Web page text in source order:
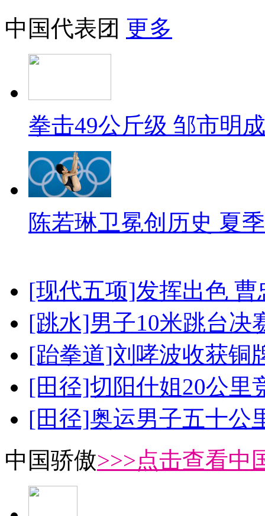
中国代表团 更多
拳击49公斤级 邹市明
陈若琳卫冕创历史 夏
[现代五项]发挥出色
[跳水]男子10米跳台决
[跆拳道]刘哮波收获铜
[田径]切阳什姐20公里
[田径]奥运男子五十公
中国骄傲>>>点击查看中